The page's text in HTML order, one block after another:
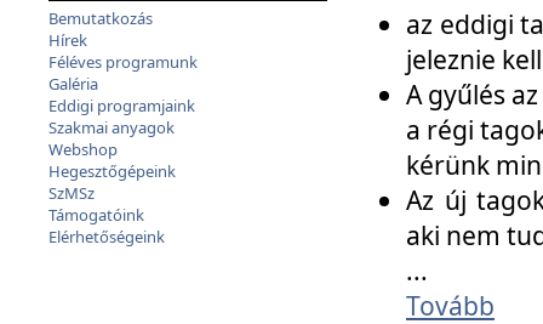
Bemutatkozás
Hírek
Féléves programunk
Galéria
Eddigi programjaink
Szakmai anyagok
Webshop
Hegesztőgépeink
SzMSz
Támogatóink
Elérhetőségeink
az eddigi
jeleznie
A gyűlés
a régi
kérünk
Az új
aki nem
...
Tovább